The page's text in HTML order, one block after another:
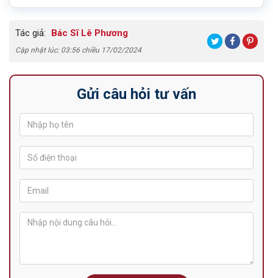
Tác giả: Bác Sĩ Lê Phương
Cập nhật lúc: 03:56 chiều 17/02/2024
Gửi câu hỏi tư vấn